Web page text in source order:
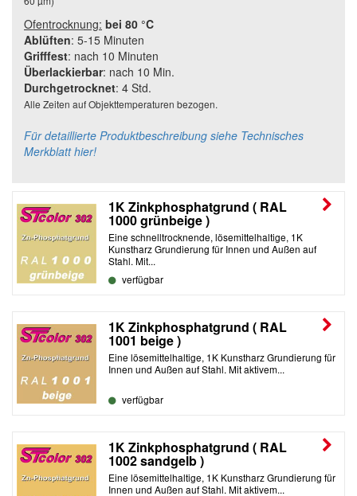
Ofentrocknung: bei 80 °C
Ablüften: 5-15 Minuten
Grifffest: nach 10 Minuten
Überlackierbar: nach 10 Min.
Durchgetrocknet: 4 Std.
Alle Zeiten auf Objekttemperaturen bezogen.
Für detaillierte Produktbeschreibung siehe Technisches
Merkblatt hier!
1K Zinkphosphatgrund ( RAL
1000 grünbeige )
Eine schnelltrocknende, lösemittelhaltige, 1K
Kunstharz Grundierung für Innen und Außen auf
Stahl. Mit...
verfügbar
1K Zinkphosphatgrund ( RAL
1001 beige )
Eine lösemittelhaltige, 1K Kunstharz Grundierung für
Innen und Außen auf Stahl. Mit aktivem...
verfügbar
1K Zinkphosphatgrund ( RAL
1002 sandgelb )
Eine lösemittelhaltige, 1K Kunstharz Grundierung für
Innen und Außen auf Stahl. Mit aktivem...